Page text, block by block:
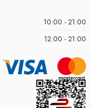
10:00 - 21:00
12:00 - 21:00